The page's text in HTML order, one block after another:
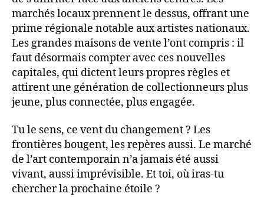
marchés locaux prennent le dessus, offrant une
prime régionale notable aux artistes nationaux.
Les grandes maisons de vente l’ont compris : il
faut désormais compter avec ces nouvelles
capitales, qui dictent leurs propres règles et
attirent une génération de collectionneurs plus
jeune, plus connectée, plus engagée.
Tu le sens, ce vent du changement ? Les
frontières bougent, les repères aussi. Le marché
de l’art contemporain n’a jamais été aussi
vivant, aussi imprévisible. Et toi, où iras-tu
chercher la prochaine étoile ?